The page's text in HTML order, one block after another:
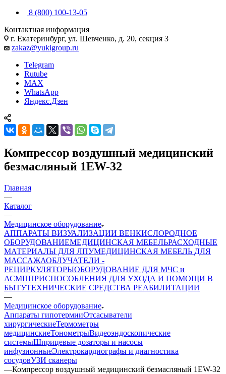
8 (800) 100-13-05
Контактная информация
г. Екатеринбург, ул. Шевченко, д. 20, секция 3
zakaz@yukigroup.ru
Telegram
Rutube
MAX
WhatsApp
Яндекс.Дзен
Компрессор воздушный медицинский
безмасляный 1EW-32
Главная
—
Каталог
—
Медицинское оборудование
АППАРАТЫ ВИЗУАЛИЗАЦИИ ВЕНКИСЛОРОДНОЕ
ОБОРУДОВАНИЕМЕДИЦИНСКАЯ МЕБЕЛЬРАСХОДНЫЕ
МАТЕРИАЛЫ ДЛЯ ЛПУМЕДИЦИНСКАЯ МЕБЕЛЬ ДЛЯ
МАССАЖАОБЛУЧАТЕЛИ -
РЕЦИРКУЛЯТОРЫОБОРУДОВАНИЕ ДЛЯ МЧС и
АСМППРИСПОСОБЛЕНИЯ ДЛЯ УХОДА И ПОМОЩИ В
БЫТУТЕХНИЧЕСКИЕ СРЕДСТВА РЕАБИЛИТАЦИИ
—
Медицинское оборудование
Аппараты гипотермииОтсасыватели
хирургическиеТермометры
медицинскиеТонометрыВидеоэндоскопические
системыШприцевые дозаторы и насосы
инфузионныеЭлектрокардиографы и диагностика
сосудовУЗИ сканеры
—Компрессор воздушный медицинский безмасляный 1EW-32